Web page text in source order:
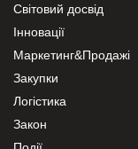
Світовий досвід
Інновації
Маркетинг&Продажі
Закупки
Логістика
Закон